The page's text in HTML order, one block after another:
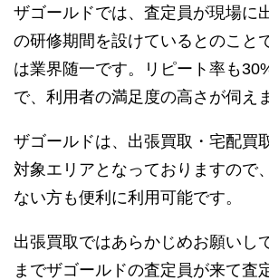
ザゴールドでは、査定員が現場に
の研修期間を設けているとのこと
は業界随一です。リピート率も
で、利用者の満足度の高さが伺え
ザゴールドは、出張買取・宅配買
対象エリアとなっておりますので
ない方も便利に利用可能です。
出張買取ではあらかじめお願いし
までザゴールドの査定員が来て査